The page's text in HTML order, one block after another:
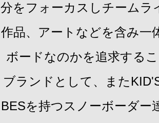
分をフォーカスしチームラ
作品、アートなどを含み一
ボードなのかを追求する
ブランドとして、また
BESを持つスノーボーダー